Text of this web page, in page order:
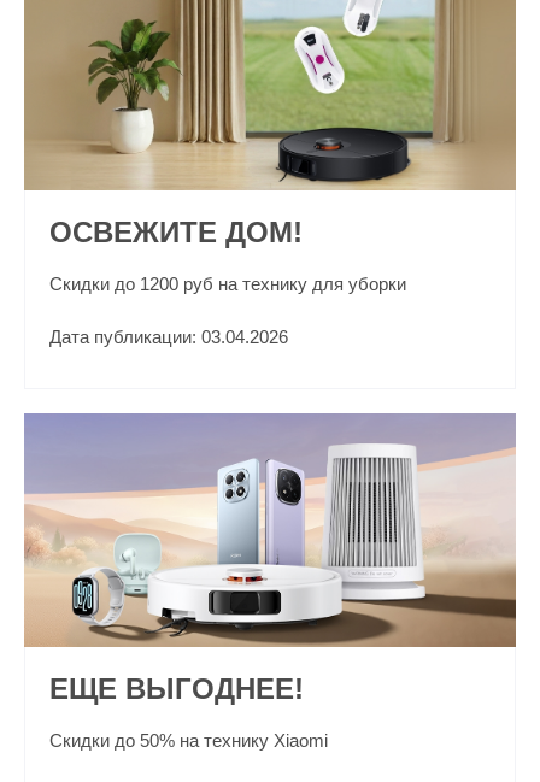
ОСВЕЖИТЕ ДОМ!
Скидки до 1200 руб на технику для уборки
Дата публикации: 03.04.2026
ЕЩЕ ВЫГОДНЕЕ!
Скидки до 50% на технику Xiaomi